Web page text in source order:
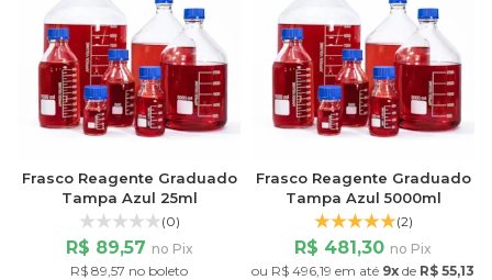
Frasco Reagente Graduado
Tampa Azul 25ml
(0)
R$ 89,57 no Pix
R$ 89,57 no boleto
Frasco Reagente Graduado
Tampa Azul 5000ml
(2)
R$ 481,30 no Pix
ou R$ 496,19 em até 9x de R$ 55,13